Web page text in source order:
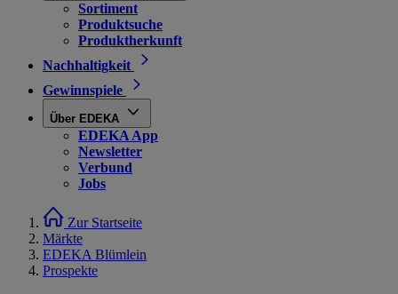
Sortiment
Produktsuche
Produktherkunft
Nachhaltigkeit
Gewinnspiele
Über EDEKA
EDEKA App
Newsletter
Verbund
Jobs
Zur Startseite
Märkte
EDEKA Blümlein
Prospekte